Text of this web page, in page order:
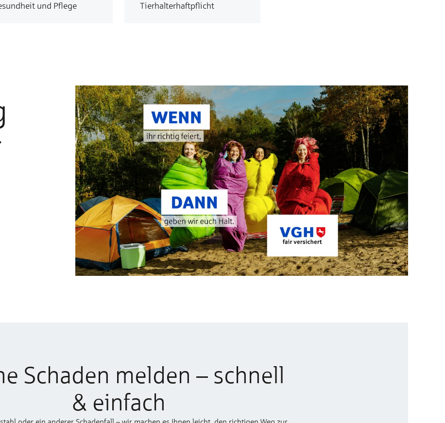
und Pflege Tierhalterhaftpflicht
Schaden melden – schnell
& einfach